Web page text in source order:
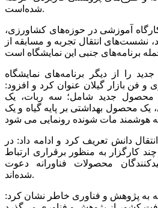
شده‌است.
بیان کرد: برگزاری ۱۵ کارگاه آموزشی در حوزه‌های کشاورزی،
نشست‌های انتقال تجربه و مسابقه از
را از دیگر برنامه‌های نمایشگاه
و فن بازار گیلان عنوان کرد و افزود:
در جریان برگزاری آن، ۶ محصول جدید شامل؛ سه ربات، یک
محصول بهداشتی بر پایه گیاه و یک
انتقال دانش تعریف کرد و ادامه داد: در
کارگزار به منظور برقراری ارتباط
محصولات فناورانه دعوت
شده‌اند.
به پژوهش و فناوری خاطر نشان کرد: